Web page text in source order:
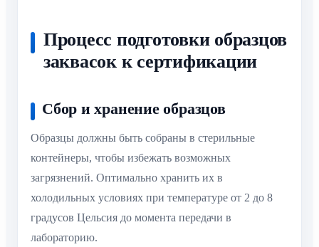
Процесс подготовки образцов
заквасок к сертификации
Сбор и хранение образцов
Образцы должны быть собраны в стерильные
контейнеры, чтобы избежать возможных
загрязнений. Оптимально хранить их в
холодильных условиях при температуре от 2 до 8
градусов Цельсия до момента передачи в
лабораторию.